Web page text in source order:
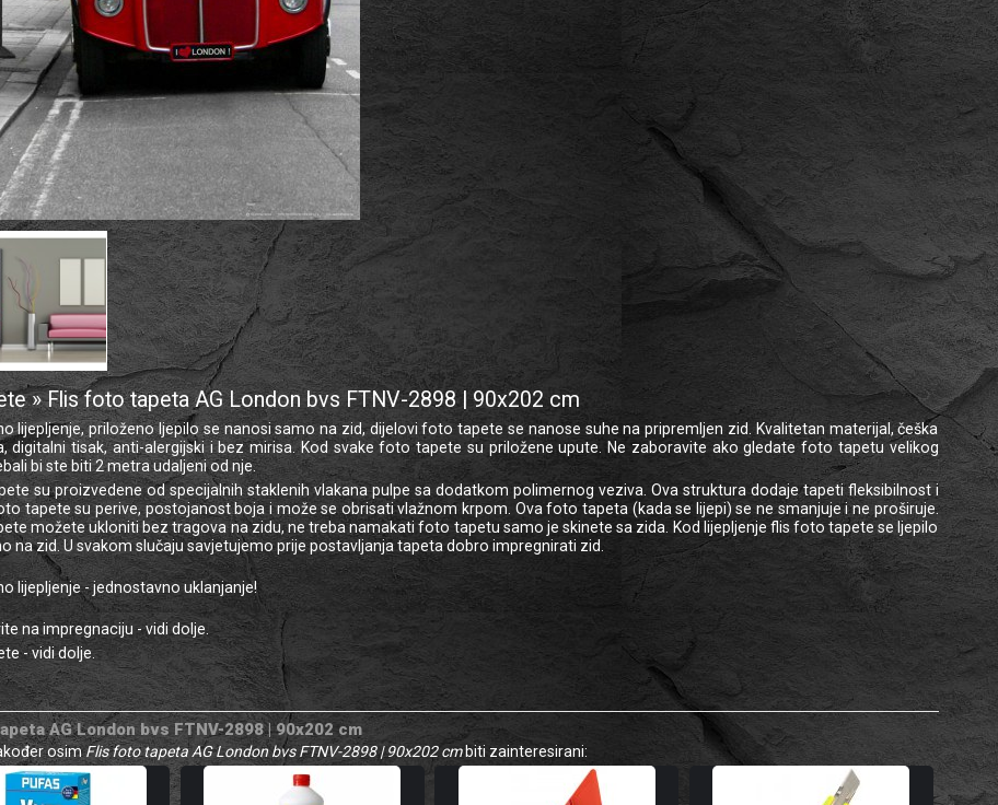
» Flis foto tapeta AG London bvs FTNV-2898 | 90x202 cm
lijepljenje, priloženo ljepilo se nanosi samo na zid, dijelovi foto tapete se nanose suhe na pripremljen zid. Kvalitetan materijal, češka
digitalni tisak, anti-alergijski i bez mirisa. Kod svake foto tapete su priložene upute. Ne zaboravite ako gledate foto tapetu velikog
bi ste biti 2 metra udaljeni od nje.
su proizvedene od specijalnih staklenih vlakana pulpe sa dodatkom polimernog veziva. Ova struktura dodaje tapeti fleksibilnost i
tapete su perive, postojanost boja i može se obrisati vlažnom krpom. Ova foto tapeta (kada se lijepi) se ne smanjuje i ne proširuje.
možete ukloniti bez tragova na zidu, ne treba namakati foto tapetu samo je skinete sa zida. Kod lijepljenje flis foto tapete se ljepilo
na zid. U svakom slučaju savjetujemo prije postavljanja tapeta dobro impregnirati zid.
lijepljenje - jednostavno uklanjanje!
na impregnaciju - vidi dolje.
- vidi dolje.
AG London bvs FTNV-2898 | 90x202 cm
osimFlis foto tapeta AG London bvs FTNV-2898 | 90x202 cmbiti zainteresirani: